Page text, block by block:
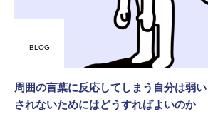
BLOG
周囲の言葉に反応してしまう自分は弱
されないためにはどうすればよいのか